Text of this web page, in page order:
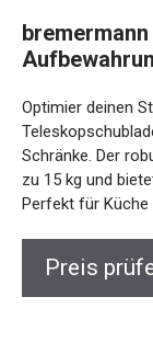
Optimier deinen
Schränke. Der
zu 15 kg und
Perfekt für Küche
Preis